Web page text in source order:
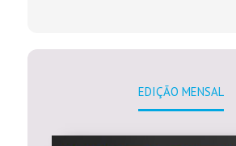
EDIÇÃO MENSAL